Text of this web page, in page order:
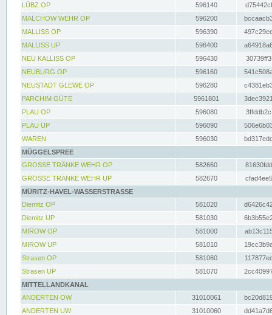
LÜBZ OP
596140
MALCHOW WEHR OP
596200
MALLISS OP
596390
MALLISS UP
596400
NEU KALLISS OP
596430
NEUBURG OP
596160
NEUSTADT GLEWE OP
596280
PARCHIM GÜTE
5961801
PLAU OP
596080
PLAU UP
596090
WAREN
596030
MÜGGELSPREE
GROSSE TRÄNKE WEHR OP
582660
GROSSE TRÄNKE WEHR UP
582670
MÜRITZ-HAVEL-WASSERSTRASSE
Diemitz OP
581020
Diemitz UP
581030
MIROW OP
581000
MIROW UP
581010
Strasen OP
581060
Strasen UP
581070
MITTELLANDKANAL
ANDERTEN OW
31010061
ANDERTEN UW
31010060